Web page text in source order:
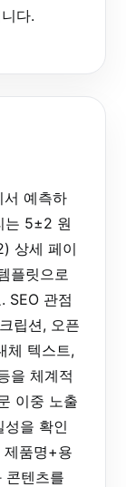
다.
서 예측하
는 5±2 원
상세 페이
플릿으로
SEO 관점
립션, 오픈
체 텍스트,
을 체계적
이중 노출
성을 확인
제품명+용
콘텐츠를